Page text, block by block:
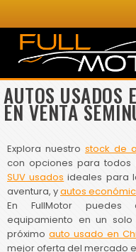
AUTOS USADOS
EN VENTA
Explora nuestro stock de
con opciones para todos
SUV usados ideales para
aventura, yautos
En FullMotor puedes
equipamiento en un
próximoauto usado en
mejor oferta del mercado